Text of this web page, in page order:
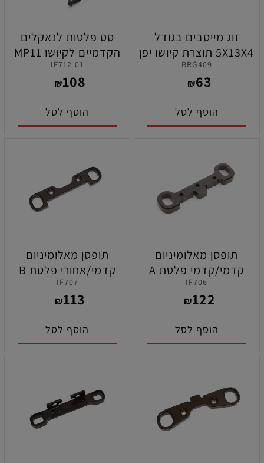
זוג מייסבים בגודל
5X13X4 תוצרת קיושו יפן
BRG409
₪63
הוסף לסל
סט פלטות לנאקלים
הקדמיים לקיושו MP11
IF712-01
₪108
הוסף לסל
תופסן מאלומיניום
קדמי/קדמי פלטת A
תחתון לקיושו MP11
IF706
₪122
הוסף לסל
תופסן מאלומיניום
קדמי/אחורי פלטת B
תחתון לקיושו MP11
IF707
₪113
הוסף לסל